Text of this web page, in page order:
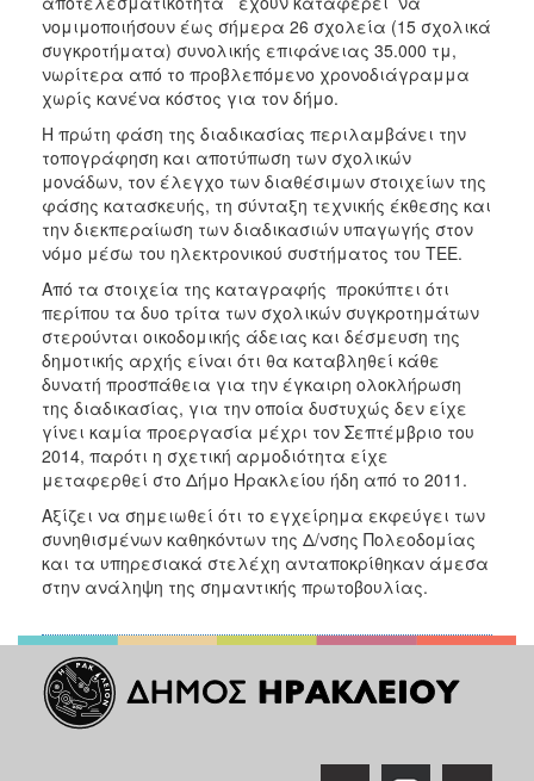
νομιμοποιήσουν έως σήμερα 26 σχολεία (15 σχολικά
συγκροτήματα) συνολικής επιφάνειας 35.000 τμ,
νωρίτερα από το προβλεπόμενο χρονοδιάγραμμα
χωρίς κανένα κόστος για τον δήμο.
Η πρώτη φάση της διαδικασίας περιλαμβάνει την
τοπογράφηση και αποτύπωση των σχολικών
μονάδων, τον έλεγχο των διαθέσιμων στοιχείων της
φάσης κατασκευής, τη σύνταξη τεχνικής έκθεσης και
την διεκπεραίωση των διαδικασιών υπαγωγής στον
νόμο μέσω του ηλεκτρονικού συστήματος του ΤΕΕ.
Από τα στοιχεία της καταγραφής προκύπτει ότι
περίπου τα δυο τρίτα των σχολικών συγκροτημάτων
στερούνται οικοδομικής άδειας και δέσμευση της
δημοτικής αρχής είναι ότι θα καταβληθεί κάθε
δυνατή προσπάθεια για την έγκαιρη ολοκλήρωση
της διαδικασίας, για την οποία δυστυχώς δεν είχε
γίνει καμία προεργασία μέχρι τον Σεπτέμβριο του
2014, παρότι η σχετική αρμοδιότητα είχε
μεταφερθεί στο Δήμο Ηρακλείου ήδη από το 2011.
Αξίζει να σημειωθεί ότι το εγχείρημα εκφεύγει των
συνηθισμένων καθηκόντων της Δ/νσης Πολεοδομίας
και τα υπηρεσιακά στελέχη ανταποκρίθηκαν άμεσα
στην ανάληψη της σημαντικής πρωτοβουλίας.